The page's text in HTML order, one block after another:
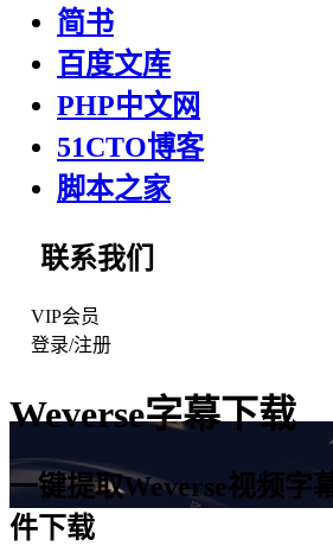
简书
百度文库
PHP中文网
51CTO博客
脚本之家
联系我们
VIP会员
登录/注册
Weverse字幕下载
一键提取Weverse视频字
件下载